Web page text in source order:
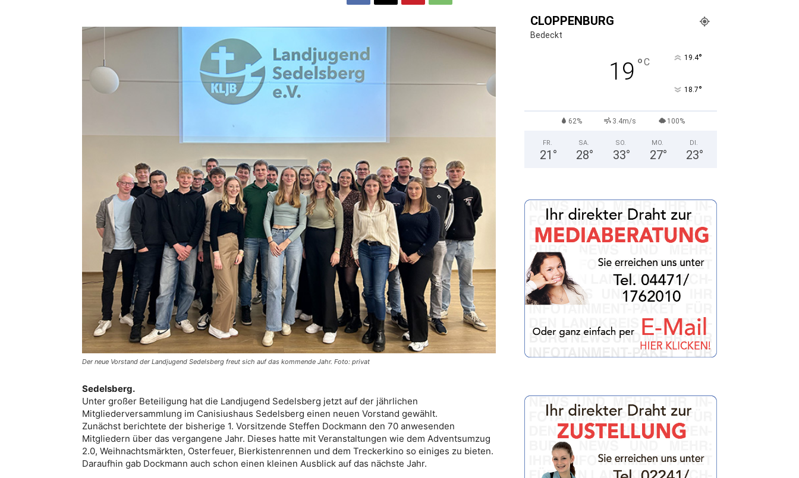
Der neue Vorstand der Landjugend Sedelsberg freut sich auf das kommende Jahr. Foto: privat
Sedelsberg.
Unter großer Beteiligung hat die Landjugend Sedelsberg jetzt auf der jährlichen
Mitgliederversammlung im Canisiushaus Sedelsberg einen neuen Vorstand gewählt.
Zunächst berichtete der bisherige 1. Vorsitzende Steffen Dockmann den 70 anwesenden
Mitgliedern über das vergangene Jahr. Dieses hatte mit Veranstaltungen wie dem Adventsumzug
2.0, Weihnachtsmärkten, Osterfeuer, Bierkistenrennen und dem Treckerkino so einiges zu bieten.
Daraufhin gab Dockmann auch schon einen kleinen Ausblick auf das nächste Jahr.
CLOPPENBURG
Bedeckt
19 °C 19.4°
18.7°
62% 3.4m/s 100%
FR.
21 °
SA.
28°
SO.
33°
MO.
27°
DI.
23°